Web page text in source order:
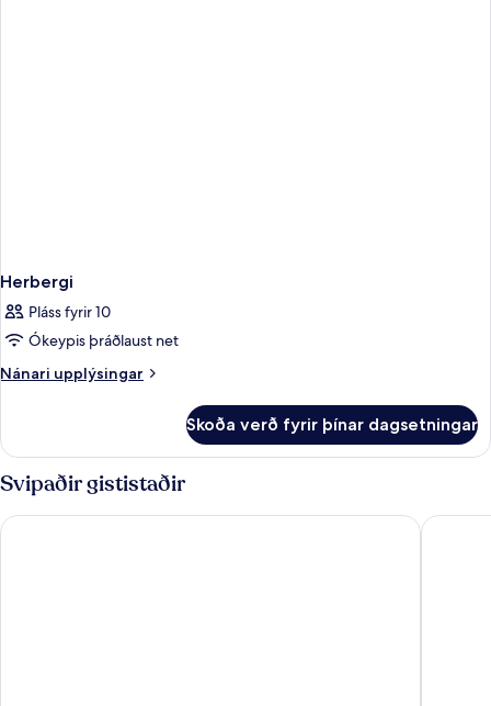
Herbergi
Pláss fyrir 10
Ókeypis þráðlaust net
Nánari upplýsingar
Nánari
Skoða verð fyrir þínar dagsetningar
Svipaðir gististaðir
Hotel West End Nice Promenade HOTEL